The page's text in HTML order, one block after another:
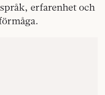
erfarenhet och